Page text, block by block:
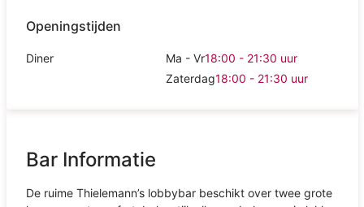
Openingstijden
Diner Ma - Vr18:00 - 21:30 uur
Zaterdag18:00 - 21:30 uur
Bar Informatie
De ruime Thielemann’s lobbybar beschikt over twee grote